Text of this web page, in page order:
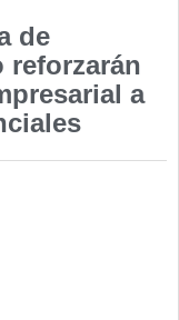
de
reforzarán
a